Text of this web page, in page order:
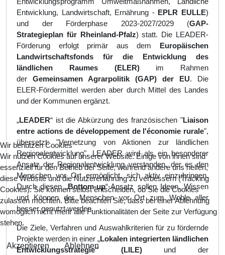
Entwicklung, Landwirtschaft, Ernährung - EPLR EULLE)
und der Förderphase 2023-2027/2029 (GAP-
Strategieplan für Rheinland-Pfalz) statt. Die LEADER-
Förderung erfolgt primär aus dem Europäischen
Landwirtschaftsfonds für die Entwicklung des
ländlichen Raumes (ELER) im Rahmen
der Gemeinsamen Agrarpolitik (GAP) der EU. Die
ELER-Fördermittel werden aber durch Mittel des Landes
und der Kommunen ergänzt.
„LEADER“ ist die Abkürzung des französischen "Liaison
entre actions de développement de l'économie rurale",
übersetzt: "Vernetzung von Aktionen zur ländlichen
Regionalentwicklung". LEADER wird als ein besonderer
Ansatz der Regionalentwicklung verstanden, der es den
Menschen vor Ort ermöglicht, sich aktiv einzubringen.
Durch diesen „Bottom-up“-Ansatz sollen Ideen, Wissen
und Können der Menschen vor Ort zum Wohle aller
besser genutzt werden.
Die Ziele, Verfahren und Auswahlkriterien für zu fördernde
Projekte werden in einer „Lokalen integrierten ländlichen
Entwicklungsstrategie“ (LILE)und der
Wir benutzen Cookies
Wir nutzen Cookies auf unserer Website. Einige von ihnen sind
essenziell für den Betrieb der Seite, während andere uns helfen,
diese Website und die Nutzererfahrung zu verbessern (Tracking
Cookies). Sie können selbst entscheiden, ob Sie die Cookies
zulassen möchten. Bitte beachten Sie, dass bei einer Ablehnung
womöglich nicht mehr alle Funktionalitäten der Seite zur Verfügung
stehen.
Akzeptieren
Ablehnen